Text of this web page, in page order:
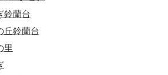
鈴蘭台
丘鈴蘭台
里